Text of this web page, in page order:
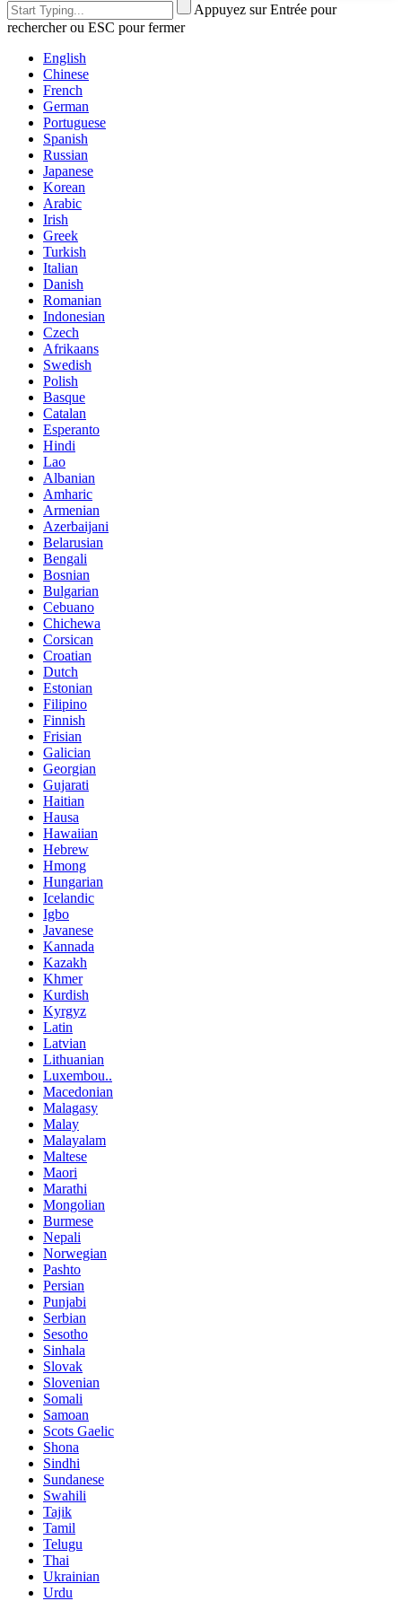
Appuyez sur Entrée pour
rechercher ou ESC pour fermer
English
Chinese
French
German
Portuguese
Spanish
Russian
Japanese
Korean
Arabic
Irish
Greek
Turkish
Italian
Danish
Romanian
Indonesian
Czech
Afrikaans
Swedish
Polish
Basque
Catalan
Esperanto
Hindi
Lao
Albanian
Amharic
Armenian
Azerbaijani
Belarusian
Bengali
Bosnian
Bulgarian
Cebuano
Chichewa
Corsican
Croatian
Dutch
Estonian
Filipino
Finnish
Frisian
Galician
Georgian
Gujarati
Haitian
Hausa
Hawaiian
Hebrew
Hmong
Hungarian
Icelandic
Igbo
Javanese
Kannada
Kazakh
Khmer
Kurdish
Kyrgyz
Latin
Latvian
Lithuanian
Luxembou..
Macedonian
Malagasy
Malay
Malayalam
Maltese
Maori
Marathi
Mongolian
Burmese
Nepali
Norwegian
Pashto
Persian
Punjabi
Serbian
Sesotho
Sinhala
Slovak
Slovenian
Somali
Samoan
Scots Gaelic
Shona
Sindhi
Sundanese
Swahili
Tajik
Tamil
Telugu
Thai
Ukrainian
Urdu